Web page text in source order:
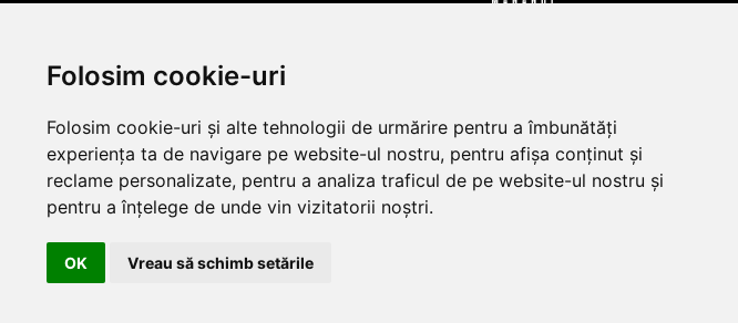
Folosim cookie-uri
Folosim cookie-uri și alte tehnologii de urmărire pentru a îmbunătăți
experiența ta de navigare pe website-ul nostru, pentru afișa conținut și
reclame personalizate, pentru a analiza traficul de pe website-ul nostru și
pentru a înțelege de unde vin vizitatorii noștri.
OK Vreau să schimb setările
Powered by
Descarca aplicatia din
Google play